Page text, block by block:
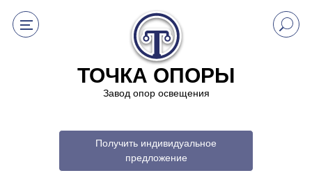
ТОЧКА ОПОРЫ
Завод опор освещения
Получить индивидуальное
предложение